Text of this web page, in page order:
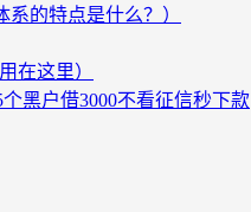
的特点是什么？）
在这里）
黑户借3000不看征信秒下款